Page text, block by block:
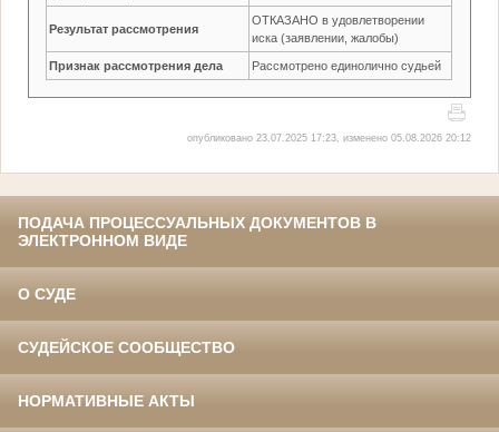
Результат рассмотрения
ОТКАЗАНО в удовлетворении
иска (заявлении, жалобы)
Признак рассмотрения дела Рассмотрено единолично судьей
опубликовано 23.07.2025 17:23, изменено 05.08.2026 20:12
ПОДАЧА ПРОЦЕССУАЛЬНЫХ ДОКУМЕНТОВ В
ЭЛЕКТРОННОМ ВИДЕ
О СУДЕ
СУДЕЙСКОЕ СООБЩЕСТВО
НОРМАТИВНЫЕ АКТЫ